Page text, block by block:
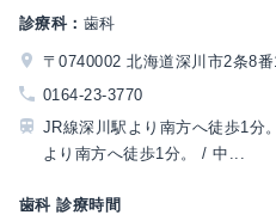
診療科： 歯科
〒0740002 北海道深川市2条8
0164-23-3770
JR線深川駅より南方へ徒歩1分
より南方へ徒歩1分。 / 中...
歯科 診療時間